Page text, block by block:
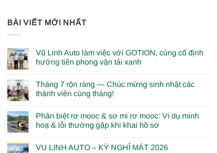
BÀI VIẾT MỚI NHẤT
Vũ Linh Auto làm việc với GOTION, củng cố định
hướng tiên phong vận tải xanh
Tháng 7 rộn ràng — Chúc mừng sinh nhật các
thành viên cùng tháng!
Phân biệt rơ mooc & sơ mi rơ mooc: Ví dụ minh
hoạ & lỗi thường gặp khi khai hồ sơ
VU LINH AUTO – KỲ NGHỈ MÁT 2026